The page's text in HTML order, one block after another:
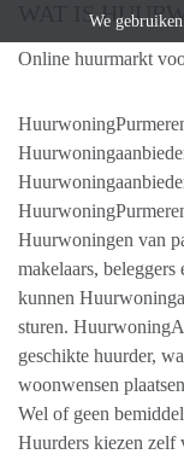
WAT IS
Online huurmarkt
Huurwoningen van
makelaars,
kunnen
sturen.
geschikte huurder,
woonwensen
Wel of geen
Huurders kiezen zelf
We gebruiken